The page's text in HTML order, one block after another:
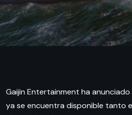
Gaijin Entertainment ha anunciado
ya se encuentra disponible tanto